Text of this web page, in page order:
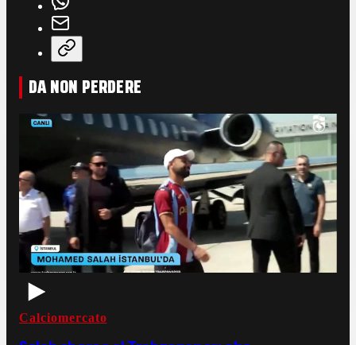
DA NON PERDERE
Calciomercato